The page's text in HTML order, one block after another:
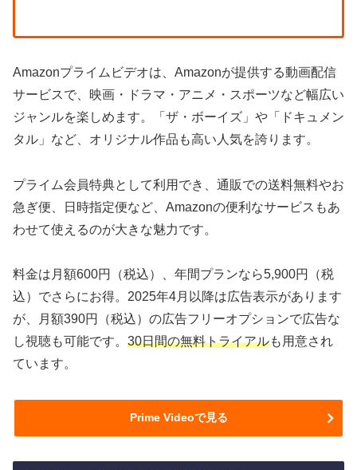
Amazonプライムビデオは、Amazonが提供する動画配信
サービスで、映画・ドラマ・アニメ・スポーツなど幅広い
ジャンルを楽しめます。「ザ・ボーイズ」や「ドキュメン
タル」など、オリジナル作品も高い人気を誇ります。
プライム会員特典として利用でき、通販での送料無料やお
急ぎ便、日時指定便など、Amazonの便利なサービスもあ
わせて使えるのが大きな魅力です。
料金は月額600円（税込）、年間プランなら5,900円（税
込）でさらにお得。2025年4月以降は広告表示があります
が、月額390円（税込）の広告フリーオプションで広告な
し視聴も可能です。 30日間の無料トライアルも用意され
ています。
Prime Videoで見る